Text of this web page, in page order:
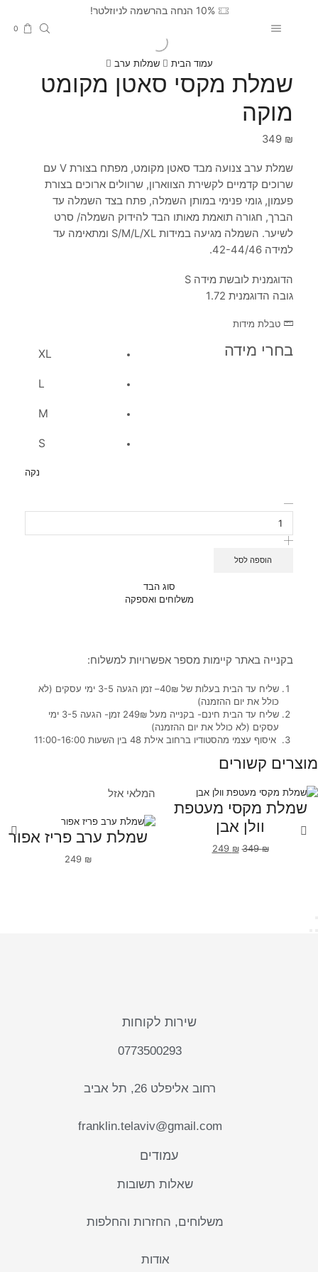
10% הנחה בהרשמה לניוזלטר!
0
עמוד הבית שמלות ערב
שמלת מקסי סאטן מקומט
מוקה
349 ₪
שמלת ערב צנועה מבד סאטן מקומט, מפתח בצורת V עם
שרוכים קדמיים לקשירת הצווארון, שרוולים ארוכים בצורת
פעמון, גומי פנימי במותן השמלה, פתח בצד השמלה עד
הברך, חגורה תואמת מאותו הבד להידוק השמלה/ סרט
לשיער. השמלה מגיעה במידות S/M/L/XL ומתאימה עד
למידה 42-44/46.
הדוגמנית לובשת מידה S
גובה הדוגמנית 1.72
טבלת מידות
בחרי מידה XL
L
M
S
נקה
הוספה לסל
סוג הבד
משלוחים ואספקה
בקנייה באתר קיימות מספר אפשרויות למשלוח:
שליח עד הבית בעלות של 40₪– זמן הגעה 3-5 ימי עסקים (לא
כולל את יום ההזמנה)
שליח עד הבית חינם- בקנייה מעל 249₪ זמן- הגעה 3-5 ימי
עסקים (לא כולל את יום ההזמנה)
איסוף עצמי מהסטודיו ברחוב אילת 48 בין השעות 11:00-16:00
מוצרים קשורים
שמלת מקסי מעטפת
וולן אבן
349₪
249 ₪
המלאי אזל
שמלת ערב פריז אפור
249 ₪
שירות לקוחות
0773500293
רחוב אליפלט 26, תל אביב
franklin.telaviv@gmail.com
עמודים
שאלות תשובות
משלוחים, החזרות והחלפות
אודות